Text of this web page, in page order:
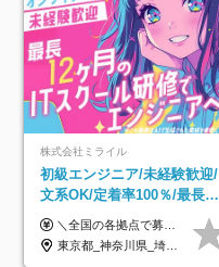
株式会社ミライル
初級エンジニア/未経験歓迎/
文系OK/定着率100％/最長1
年の自社ITスクール研修あ
り/年休130日
＼全国の各拠点で募集中！／ 給与は以下の通り、勤務地により異なります。 札幌：月給23万円～27万円 仙台：月給22万円～26万円 新潟：月給22万円～26万円 東京：月給26万円～30万円 大阪：月給24万円～29万円 福岡：月給23.5万円～27万円 沖縄：月給21万円～26万円 ◎給与は知識や経験を考慮して決定します。 ◎残業は別途全額支給します。 ◎試用期間12カ月あり（給与は以下の通りです。その他条件に変更はありません） （試用期間の給与） 札幌：月給18.6万円～ 仙台：月給19万円～ 新潟：月給18万円～ 東京：月給22万円～ 大阪：月給20.8万円～ 福岡：月給19万円～ 沖縄：月給18万円～
東京都_神奈川県_埼玉県_千葉県_大阪府_愛知県_北海道_青森県_岩手県_宮城県_秋田県_山形県_福島県_茨城県_栃木県_群馬県_新潟県_山梨県_長野県_富山県_石川県_福井県_静岡県_岐阜県_三重県_兵庫県_京都府_滋賀県_奈良県_和歌山県_広島県_岡山県_鳥取県_島根県_山口県_徳島県_香川県_愛媛県_高知県_福岡県_熊本県_佐賀県_長崎県_大分県_宮崎県_鹿児島県_沖縄県